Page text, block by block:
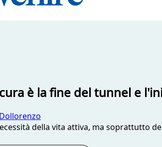
è la fine del tunnel e
della vita attiva, ma soprattutto